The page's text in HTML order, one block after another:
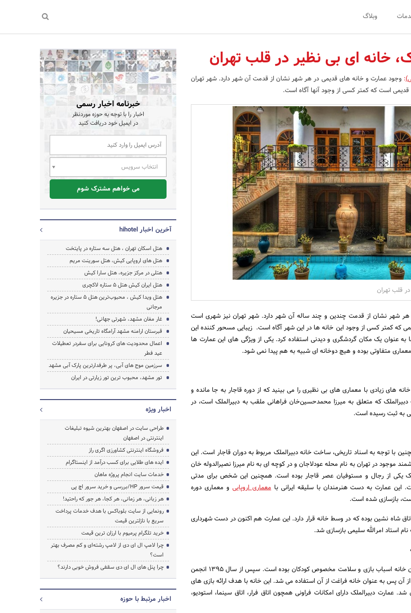
وبلاگ
جستجو
خانه ای بی نظیر در قلب تهران
: وجود عمارت و خانه های قدیمی در هر شهر نشان از قدمت آن شهر دارد. شهر تهران
قدیمی است که کمتر کسی از وجود آنها آگاه است.
قلب تهران
شهر نشان از قدمت چندین و چند ساله آن شهر دارد. شهر تهران نیز شهری است
که کمتر کسی از وجود این خانه ها در این شهر آگاه است. زیبایی مسحور کننده این
به عنوان یک مکان گردشگری و دیدنی استفاده کرد. یکی از ویژگی های این عمارت ها
متفاوتی بوده و هیچ دوخانه ای شبیه به هم پیدا نمی شود.
های زیادی با معماری های بی نظیری را می بینید که از دوره قاجار به جا مانده و
دبیرالملک که متعلق به میرزا محمدحسین‌خان فراهانی ملقب به دبیرالملک است، در
با توجه به اسناد تاریخی، ساخت خانه دبیرالملک مربوط به دوران قاجار است. این
موجود در تهران به نام محله عودلاجان و در کوچه ای به نام میرزا نصیرالدوله خان
یکی از رجال و مستوفیان عصر قاجار بوده است. همچنین این شخص برای مدتی
این عمارت به دست هنرمندان با سلیقه ایرانی بامعماری اروپایی و معماری دوره
بازسازی شده است.
اتاق شاه نشین بوده که در وسط خانه قرار دارد. این عمارت هم اکنون در دست شهرداری
عمارت دبیرالملک در ابتدا تحت عنوان خانه اسباب بازی و سلامت مخصوص کودکان بوده است. سپس از سال 1395 انجمن
آن پس به عنوان خانه فراغت از آن استفاده می شد. این خانه با هدف ارائه بازی های
عمارت دبیرالملک دارای امکانات فراونی همچون اتاق فرار، اتاق سینما، استودیو،
خبرنامه اخبار رسمی
اخبار را با توجه به حوزه موردنظر
در ایمیل خود دریافت کنید
انتخاب سرویس
می خواهم مشترک شوم
آخرین اخبار hihotel
هتل اسکان تهران ، هتل سه ستاره در پایتخت
هتل های اروپایی کیش، هتل سورینت مریم
هتلی در مرکز جزیره، ﻫﺘﻞ ﺳﺎﺭﺍ ﮐﯿﺶ
هتل ایران کیش هتل 5 ستاره لاکچری
هتل ویدا کیش ، محبوب‌ترین هتل 5 ستاره در جزیره
مرجانی
غار مغان مشهد، شهرتی جهانی!
قبرستان ارامنه مشهد آرامگاه تاریخی مسیحیان
اعمال محدودیت های کرونایی برای سفردر تعطیلات
عید فطر
سرزمین موج های آبی، پر طرفدارترین پارک آبی مشهد
تور مشهد، محبوب ترین تور زیارتی در ایران
اخبار ویژه
طراحی سایت در اصفهان بهترین شیوه تبلیغات
اینترنتی در اصفهان
فروشگاه اینترنتی کشاورزی اگری راز
ایده های طلایی برای کسب درآمد از اینستاگرام
خدمات سایت انجام پروژه ماهان
قیمت سرور HP/بررسی و خرید سرور اچ پی
هر زبانی، هر زمانی، هر کجا، هر جور که راحتید!
رونمایی از سایت بلوباکس با هدف خدمات پرداخت
سریع با نازلترین قیمت
خرید تلگرام پرمیوم با ارزان ترین قیمت
چرا لامپ ال ای دی از لامپ رشته‌ای و کم مصرف بهتر
است؟
چرا پنل های ال ای دی سقفی فروش خوبی دارند؟
اخبار مرتبط با حوزه